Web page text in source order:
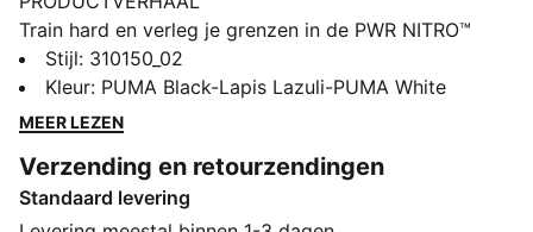
Train hard en verleg je grenzen in de PWR NITRO™
SQD 2. NITRO™ SQD-technologie geeft explosieve
energie en allround ondersteuning. PUMAGRIP heeft
grip op elk oppervlak. Open de deur voor
trainingsschoenen ontketenen je kracht.
ALLE INS EN OUTS
Stijl: 310150_02
Kleur: PUMA Black-Lapis Lazuli-PUMA White
MEER LEZEN
Verzending en retourzendingen
Standaard levering